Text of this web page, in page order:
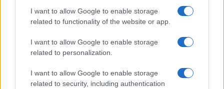
I want to allow Google to enable storage
related to functionality of the website or app.
I want to allow Google to enable storage
related to personalization.
I want to allow Google to enable storage
related to security, including authentication
capital nel primo semestre 2026
Andrea Conforti · 6 Ago 2026